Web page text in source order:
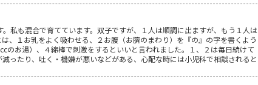
私も混合で育てています。双子ですが、１人は順調に出ますが、もう１人は
、１お乳をよく吸わせる、２お腹（お臍のまわり）を『の』の字を書くよう
お湯）、４綿棒で刺激をするといいと言われました。１、２は毎日続けて
ったり、吐く・機嫌が悪いなどがある、心配な時には小児科で相談されると